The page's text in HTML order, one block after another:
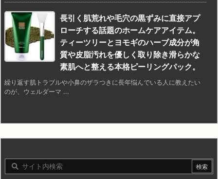
長引く肌荒れや毛穴の黒ずみに直接アプ
ローチする話題のホームケアアイテム。
ティーツリーとヨモギのハーブ成分が角
質や皮脂汚れを優しく取り除き滑らかな
素肌へと整える本格ピーリングパック。
繰り返す肌トラブルや小鼻のザラつきに長年悩んでいる人に教えたい
のが、ウェルダーマ ...